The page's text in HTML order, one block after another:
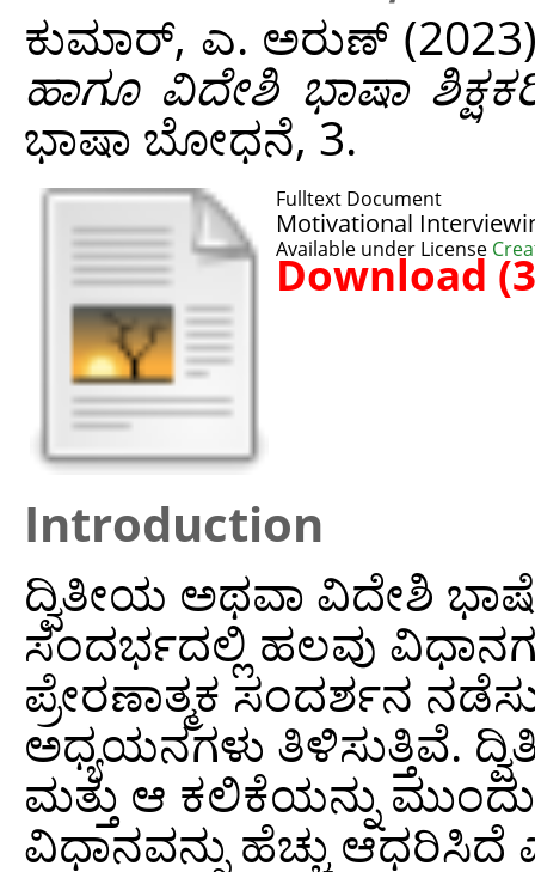
ಕುಮಾರ್, ಎ. ಅರುಣ್
ಹಾಗೂ ವಿದೇಶಿ ಭಾಷಾ
ಭಾಷಾ ಬೋಧನೆ, 3.
Fulltext Document
Motivational
Available under License
Download
Introduction
ದ್ವಿತೀಯ ಅಥವಾ ವಿದೇಶಿ
ಸಂದರ್ಭದಲ್ಲಿ ಹಲವು
ಪ್ರೇರಣಾತ್ಮಕ ಸಂದರ್ಶನ
ಅಧ್ಯಯನಗಳು ತಿಳಿಸುತ್ತಿವೆ.
ಮತ್ತು ಆ ಕಲಿಕೆಯನ್ನು
ವಿಧಾನವನ್ನು ಹೆಚ್ಚು ಆಧರಿಸಿದೆ